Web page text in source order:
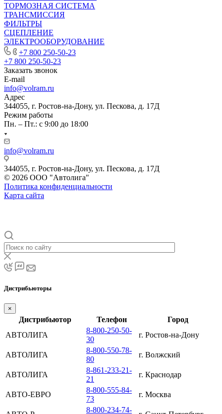
ТОРМОЗНАЯ СИСТЕМА
ТРАНСМИССИЯ
ФИЛЬТРЫ
СЦЕПЛЕНИЕ
ЭЛЕКТРООБОРУДОВАНИЕ
+7 800 250-50-23
+7 800 250-50-23
Заказать звонок
E-mail
info@volram.ru
Адрес
344055, г. Ростов-на-Дону, ул. Пескова, д. 17Д
Режим работы
Пн. – Пт.: с 9:00 до 18:00
info@volram.ru
344055, г. Ростов-на-Дону, ул. Пескова, д. 17Д
© 2026 ООО "Автолига"
Политика конфиденциальности
Карта сайта
Дистрибьюторы
×
Дистрибьютор Телефон
Город
АВТОЛИГА
8-800-250-50-
30
г. Ростов-на-Дону
АВТОЛИГА
8-800-550-78-
80
г. Волжский
АВТОЛИГА
8-861-233-21-
21
г. Краснодар
АВТО-ЕВРО
8-800-555-84-
73
г. Москва
8-800-234-74-